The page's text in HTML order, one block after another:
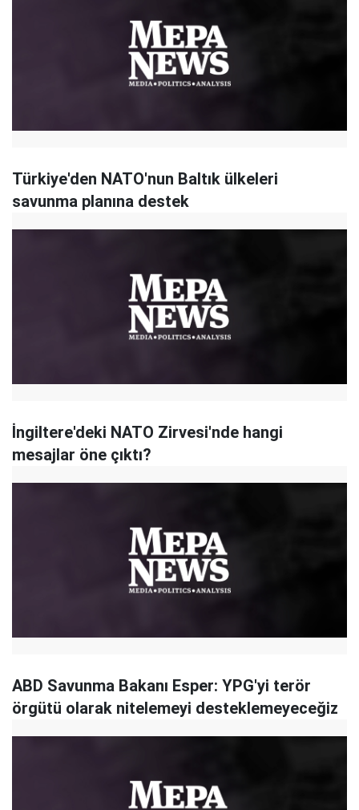
Türkiye'den NATO'nun Baltık ülkeleri
savunma planına destek
İngiltere'deki NATO Zirvesi'nde hangi
mesajlar öne çıktı?
ABD Savunma Bakanı Esper: YPG'yi terör
örgütü olarak nitelemeyi desteklemeyeceğiz